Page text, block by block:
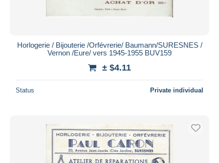
Horlogerie / Bijouterie /Orfévrerie/ Baumann/SURESNES /
Vernon /Eure/ vers 1945-1955 BUV159
± $4.11
Status Private individual